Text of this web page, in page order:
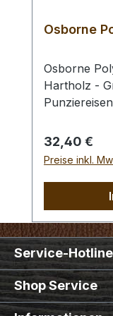
Osborne
Osborne
Hartholz -
Regulärer
32,40 €
Preise inkl.
Service-Hotline
Shop Service